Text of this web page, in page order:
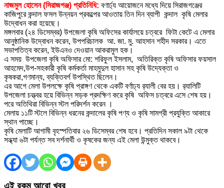
নাজমুল হোসেন (সিরাজগঞ্জ) প্রতিনিধি: বণার্ঢ্য আয়োজনে মধ্যে দিয়ে সিরাজগঞ্জের
কাজিপুরে কন্দাল ফসল উন্নয়ন প্রকল্পের আওতায় তিন দিন ব্যাপী কন্দাল কৃষি মেলার
উদ্বোধন করা হয়েছে।
মঙ্গলবার (২৪ ডিসেম্বর) উপজেলা কৃষি অফিসের কার্যালয়ে চত্বরে ফিটা কেটে এ মেলার
আনুষ্ঠানিক উদ্বোধন করেন, উপপরিচালক আ. জা. মু. আহসান শহীদ সরকার। এতে
সভাপতিত্ব করেন, ইউএনও দেওয়ান আকরামুল হক।
এ সময় উপজেলা কৃষি অফিসার মো: শরিফুল ইসলাম, অতিরিক্ত কৃষি অফিসার ফয়সাল
আহমেদ,উপ-সহকারী কৃষি কর্মকর্তা মাহমুদুল হাসান সহ কৃষি উদ্যেক্তা ও
কৃষকরা,গণমান্য, ব্যক্তিবর্গ উপস্থিত ছিলেন।
এর আগে মেলা উপলক্ষে কৃষি প্রাঙ্গণ থেকে একটি বর্ণাঢ্য র‌্যালী বের হয়। র‌্যালিটি
উপজেলা চত্ত্বর হয়ে বিভিন্ন সড়ক প্রদক্ষিণ করে কৃষি অফিস চত্বরে এসে শেষ হয়।
পরে অতিথিরা বিভিন্ন স্টল পরিদর্শন করেন ।
মেলায় ১১টি স্টলে বিভিন্ন ধরনের কন্দালের কৃষি পণ্য ও কৃষি সামগ্রী প্রযুক্তি আকারে
স্থান পাচ্ছে।
কৃষি মেলাটি আগামী বৃহস্পতিবার ২৬ ডিসেম্বর শেষ হবে। প্রতিদিন সকাল ৯টা থেকে
সন্ধ্যা ৬টা পর্যন্ত সব দর্শনার্থী ও কৃষকের জন্য এই মেলা উন্মুক্ত থাকবে।
এই রকম আরো খবর